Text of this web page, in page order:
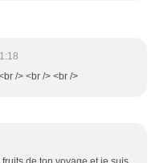
/> <br /> <br />